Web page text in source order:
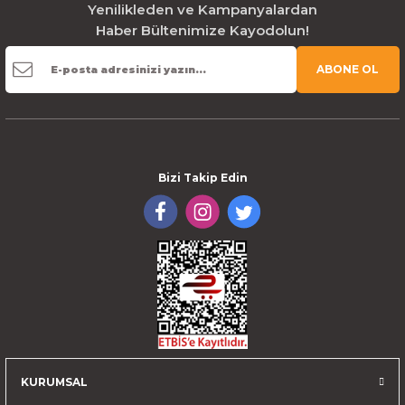
Yenilikleden ve Kampanyalardan
Haber Bültenimize Kayodolun!
ABONE OL
Bizi Takip Edin
KURUMSAL